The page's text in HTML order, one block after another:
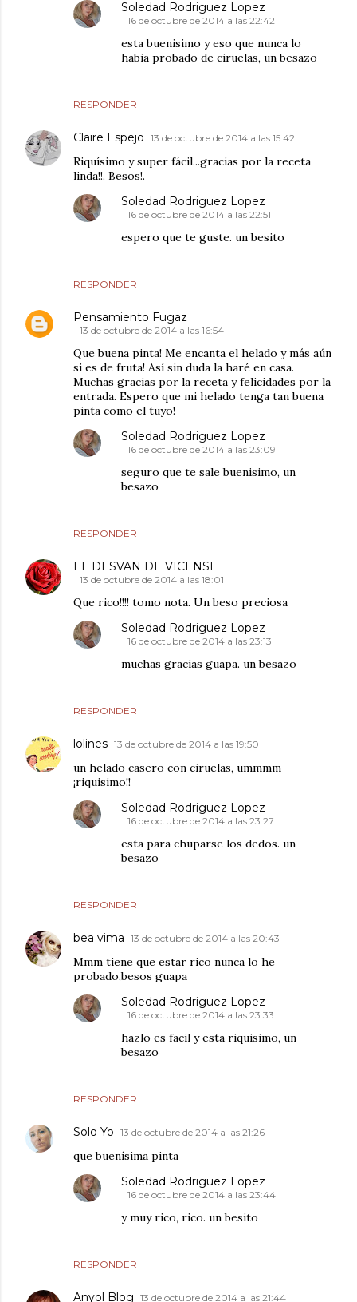
RESPONDER
Soledad Rodriguez Lopez
16 de octubre de 2014 a las 22:42
esta buenisimo y eso que nunca lo
habia probado de ciruelas, un besazo
Claire Espejo 13 de octubre de 2014 a las 15:42
Riquísimo y super fácil...gracias por la receta
linda!!. Besos!.
RESPONDER
Soledad Rodriguez Lopez
16 de octubre de 2014 a las 22:51
espero que te guste. un besito
Pensamiento Fugaz
13 de octubre de 2014 a las 16:54
Que buena pinta! Me encanta el helado y más aún
si es de fruta! Así sin duda la haré en casa.
Muchas gracias por la receta y felicidades por la
entrada. Espero que mi helado tenga tan buena
pinta como el tuyo!
RESPONDER
Soledad Rodriguez Lopez
16 de octubre de 2014 a las 23:09
seguro que te sale buenisimo, un
besazo
EL DESVAN DE VICENSI
13 de octubre de 2014 a las 18:01
Que rico!!!! tomo nota. Un beso preciosa
RESPONDER
Soledad Rodriguez Lopez
16 de octubre de 2014 a las 23:13
muchas gracias guapa. un besazo
lolines 13 de octubre de 2014 a las 19:50
un helado casero con ciruelas, ummmm
¡riquisimo!!
RESPONDER
Soledad Rodriguez Lopez
16 de octubre de 2014 a las 23:27
esta para chuparse los dedos. un
besazo
bea vima 13 de octubre de 2014 a las 20:43
Mmm tiene que estar rico nunca lo he
probado,besos guapa
RESPONDER
Soledad Rodriguez Lopez
16 de octubre de 2014 a las 23:33
hazlo es facil y esta riquisimo, un
besazo
Solo Yo 13 de octubre de 2014 a las 21:26
que buenísima pinta
RESPONDER
Soledad Rodriguez Lopez
16 de octubre de 2014 a las 23:44
y muy rico, rico. un besito
Anyol Blog 13 de octubre de 2014 a las 21:44